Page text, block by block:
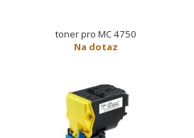
toner pro MC 4750
Na dotaz